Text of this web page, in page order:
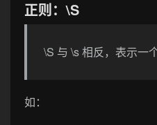
正则：\S
\S 与 \s 相反，表示一
如：